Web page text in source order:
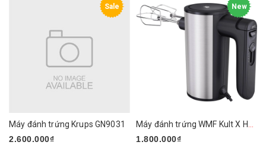
Sale
Máy đánh trứng Krups GN9031
2.600.000₫
New
1.800.000₫